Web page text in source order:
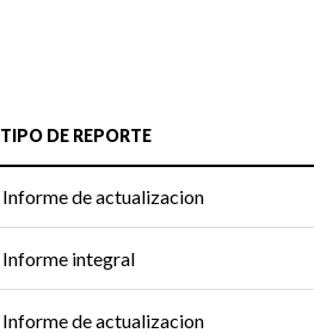
TIPO DE REPORTE
Informe de actualizacion
Informe integral
Informe de actualizacion